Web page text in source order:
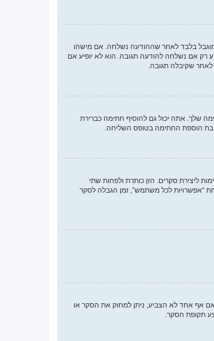
מוגבל בלבד לאחר שההודעה נשלחה. אם מישהו
אם נשלחה להודעה תגובה. הוא לא יופיע אם
שקיבלה תגובה.
שלך. אתה יכול גם להוסיף חתימה כברירת
הוספת החתימה בטופס השליחה.
ליצירת סקרים. הזן כותרת ולפחות שתי
“אפשרויות לכל משתמש”, זמן הגבלה לסקר
אף אחד לא הצביע, ניתן למחוק את הסקר או
תקופת הסקר.